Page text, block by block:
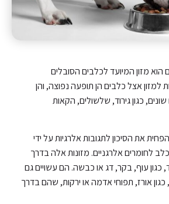
מזון המיועד לכלבים הסובלים
למזון אצל כלבים הן תופעה נפוצה, והן
כגון גירוד, שלשולים, הקאות
את הסיכון לתגובות אלרגיות על ידי
אלרגניים. מזונות אלה בדרך
עוף, בקר, דג או כבשה. הם עשויים גם
אורז, תפוחי אדמה או ירקות, שהם בדרך